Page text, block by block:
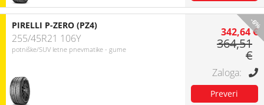
-6%
PIRELLI P-ZERO (PZ4)
255/45R21 106Y
potniške/SUV letne pnevmatike - gume
342,64 €
364,51
€